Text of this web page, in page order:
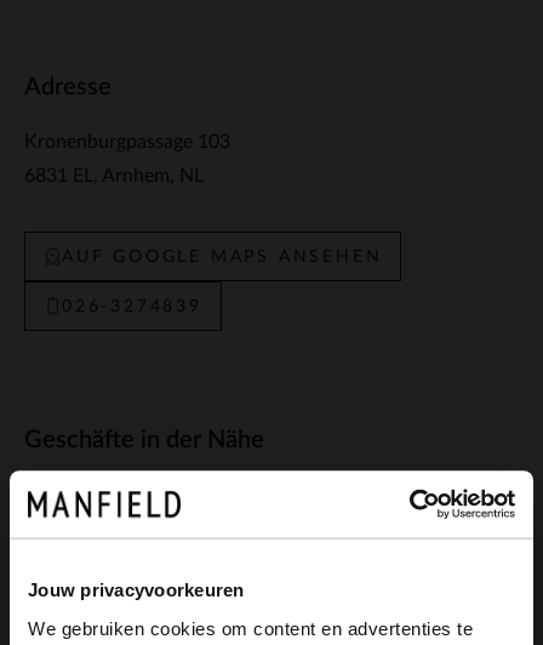
Jouw privacyvoorkeuren
We gebruiken cookies om content en advertenties te
Adresse
Kronenburgpassage 103
6831 EL
Arnhem NL
AUF GOOGLE MAPS ANSEHEN
026-3274839
Geschäfte in der Nähe
Ketelstraat 4
6811 CX Arnhem NL